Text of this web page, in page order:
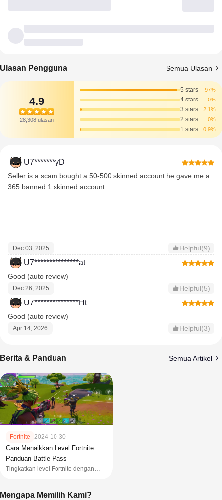
Ulasan Pengguna Semua Ulasan
4.9
28,308 ulasan
5 stars 97%
4 stars 0%
3 stars 2.1%
2 stars 0%
1 stars 0.9%
U7*******yD
Seller is a scam bought a 50-500 skinned account he gave me a
365 banned 1 skinned account
Dec 03, 2025 Helpful(9)
U7***************at
Good (auto review)
Dec 26, 2025 Helpful(5)
U7***************Ht
Good (auto review)
Apr 14, 2026 Helpful(3)
Berita & Panduan Semua Artikel
Fortnite 2024-10-30
Cara Menaikkan Level Fortnite:
Panduan Battle Pass
Tingkatkan level Fortnite dengan
mode, dan cara farming XP. Top up
Mengapa Memilih Kami?